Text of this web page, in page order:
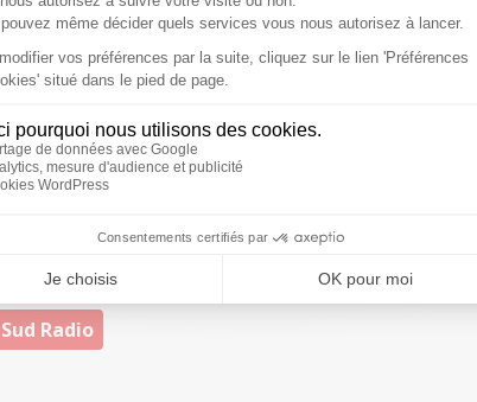
imprenable pour la 21ème fois de suite et
du trio Quesada-Raiwalui-Isaac de revenir à
un nouveau lourd revers à l'extérieur (et à
de Perpignan dans une semaine.
23 points à Aguiléra. Grâce à cette victoire, ils
?
Radio